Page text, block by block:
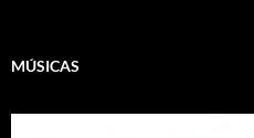
MÚSICAS